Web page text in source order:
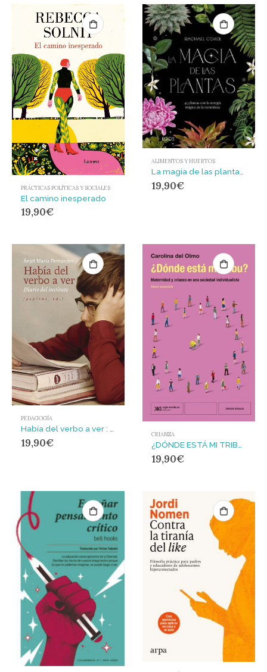
PRÁCTICAS POLÍTICAS Y SOCIALES
El camino inesperado
19,90€
ALIMENTOS Y HUERTOS
19,90€
PEDAGOGÍA
Había del verbo a ver : Diario del instituto
19,90€
CRIANZA
¿DÓNDE ESTÁ MI TRIBU? : MATERNIDAD Y CRIANZA EN UNA SOCIEDAD INDIVIDUALISTA
19,90€